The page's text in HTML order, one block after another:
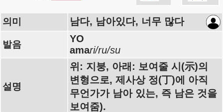
의미 남다, 남아있다, 너무 많다
발음
YO
amari/ru/su
설명
위: 지붕, 아래: 보여줄 시(示)의
변형으로, 제사상 정(丁)에 아직
무언가가 남아 있는, 즉 남은 것을
보여줌).